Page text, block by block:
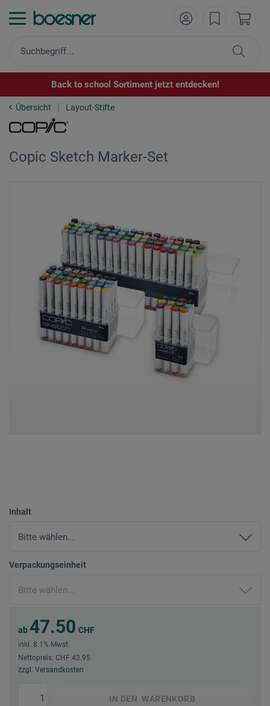
Back to school Sortiment jetzt entdecken!
Übersicht Layout-Stifte
Copic Sketch Marker-Set
Inhalt
Verpackungseinheit
ab 47.50 CHF
inkl. 8.1% Mwst
Nettopreis: CHF 43.95
zzgl. Versandkosten
IN DEN WARENKORB